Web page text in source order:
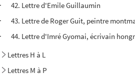
42. Lettre d'Emile Guillaumin
43. Lettre de Roger Guit, peintre
44. Lettre d'Imré Gyomai, écrivain
Lettres H à L
Lettres M à P